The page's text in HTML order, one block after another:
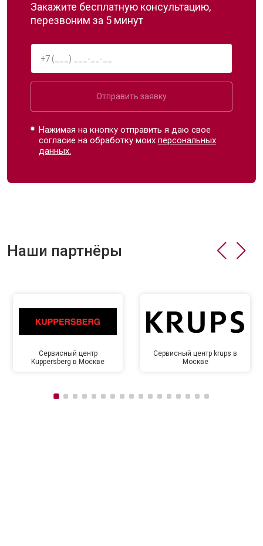
Закажите бесплатную консультацию,
перезвоним за 5 минут
Отправить заявку
Нажимая на кнопку отправить я даю свое
согласие на обработку моихперсональных
данных.
Наши партнёры
Сервисный центр
Kuppersberg в Москве
Сервисный центр krups в
Москве